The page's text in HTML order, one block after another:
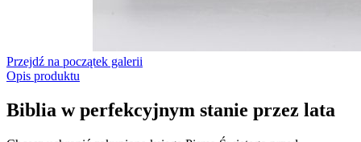
Przejdź na początek galerii
Opis produktu
Biblia w perfekcyjnym stanie przez lata